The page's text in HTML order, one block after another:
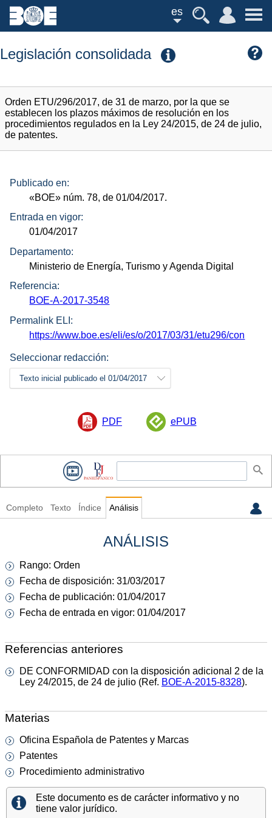
es
Legislación consolidada
Orden ETU/296/2017, de 31 de marzo, por la que se
establecen los plazos máximos de resolución en los
procedimientos regulados en la Ley 24/2015, de 24 de julio,
de patentes.
Publicado en:
«BOE» núm. 78, de 01/04/2017.
Entrada en vigor:
01/04/2017
Departamento:
Ministerio de Energía, Turismo y Agenda Digital
Referencia:
BOE-A-2017-3548
Permalink ELI:
https://www.boe.es/eli/es/o/2017/03/31/etu296/con
Seleccionar redacción:
Texto inicial publicado el 01/04/2017
PDF ePUB
Completo Texto Índice Análisis
ANÁLISIS
Rango: Orden
Fecha de disposición: 31/03/2017
Fecha de publicación: 01/04/2017
Fecha de entrada en vigor: 01/04/2017
Referencias anteriores
DE CONFORMIDAD con la disposición adicional 2 de la
Ley 24/2015, de 24 de julio (Ref. BOE-A-2015-8328).
Materias
Oficina Española de Patentes y Marcas
Patentes
Procedimiento administrativo
Este documento es de carácter informativo y no
tiene valor jurídico.